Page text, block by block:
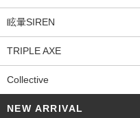
眩暈SIREN
TRIPLE AXE
Collective
NEW ARRIVAL